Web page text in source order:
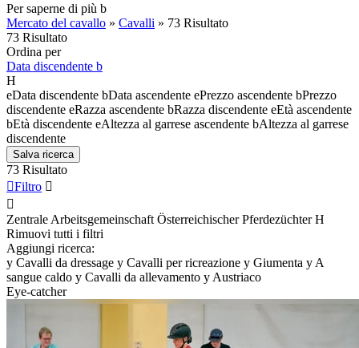
Per saperne di più b
Mercato del cavallo » Cavalli » 73 Risultato
73 Risultato
Ordina per
Data discendente b
H
eData discendente bData ascendente ePrezzo ascendente bPrezzo
discendente eRazza ascendente bRazza discendente eEtà ascendente
bEtà discendente eAltezza al garrese ascendente bAltezza al garrese
discendente
Salva ricerca
73 Risultato
Filtro 

Zentrale Arbeitsgemeinschaft Österreichischer Pferdezüchter H
Rimuovi tutti i filtri
Aggiungi ricerca:
y Cavalli da dressage y Cavalli per ricreazione y Giumenta y A
sangue caldo y Cavalli da allevamento y Austriaco
Eye-catcher